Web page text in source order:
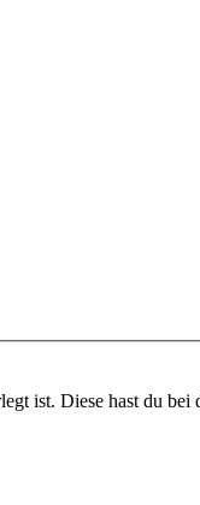
ist. Diese hast du